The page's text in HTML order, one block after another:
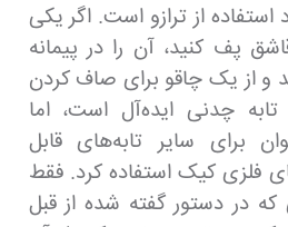
استفاده از ترازو است. اگر یکی
پف کنید، آن را در پیمانه
و از یک چاقو برای صاف کردن
چدنی ایده‌آل است، اما
برای سایر تابه‌های قابل
فلزی کیک استفاده کرد. فقط
که در دستور گفته شده از قبل